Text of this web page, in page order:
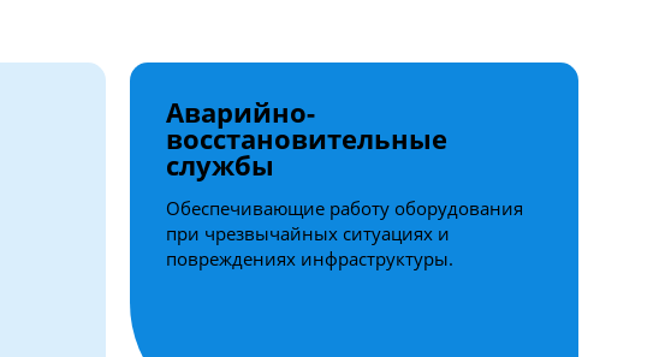
Аварийно-
восстановительные
службы
Обеспечивающие работу оборудования
при чрезвычайных ситуациях и
повреждениях инфраструктуры.